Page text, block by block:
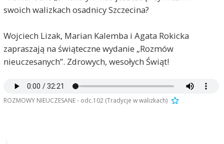
swoich walizkach osadnicy Szczecina?
Wojciech Lizak, Marian Kalemba i Agata Rokicka
zapraszają na świąteczne wydanie „Rozmów
nieuczesanych”. Zdrowych, wesołych Świąt!
ROZMOWY NIEUCZESANE - odc.102 (Tradycje w walizkach)